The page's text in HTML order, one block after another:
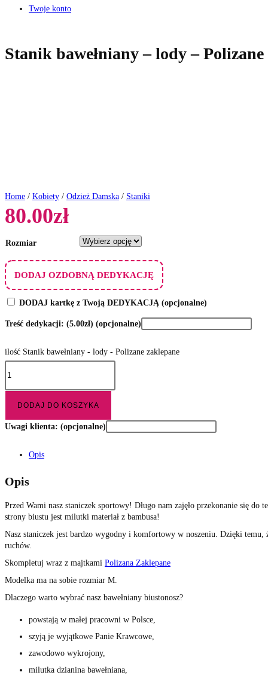
Twoje konto
Stanik bawełniany – lody –
Home / Kobiety / Odzież Damska / Staniki
80.00zł
Rozmiar
DODAJ OZDOBNĄ DEDYKACJĘ
DODAJ kartkę z Twoją DEDYKACJĄ (opcjonalne)
Treść dedykacji: (5.00zł) (opcjonalne)
ilość Stanik bawełniany - lody - Polizane zaklepane
DODAJ DO KOSZYKA
Uwagi klienta: (opcjonalne)
Opis
Opis
Przed Wami nasz staniczek sportowy! Długo nam zajęło przekonanie się
strony biustu jest milutki materiał z bambusa!
Nasz staniczek jest bardzo wygodny i komfortowy w noszeniu. Dzięki
ruchów.
Skompletuj wraz z majtkami Polizana Zaklepane
Modelka ma na sobie rozmiar M.
Dlaczego warto wybrać nasz bawełniany biustonosz?
powstają w małej pracowni w Polsce,
szyją je wyjątkowe Panie Krawcowe,
zawodowo wykrojony,
milutka dzianina bawełniana,